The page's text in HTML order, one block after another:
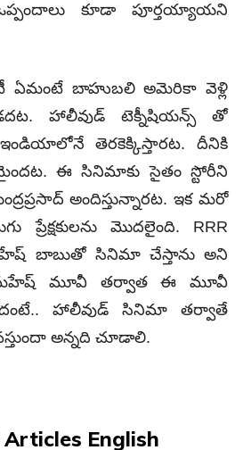
కూడా పూర్తయ్యాయని
ఏమంటే బాహుబలి అమెరికా వెళ్లి
హాలీవుడ్ టెక్నీషియన్స్ తో
తెరకెక్కిస్తారట. దీనికి
ఈ సినిమాకు సైతం స్టోరీని
అందిస్తున్నారట. ఇక మరో
ప్రేక్షకులను మొదలైంది. RRR
బాబుతో సినిమా చేస్తాను అని
మహేష్ మూవీ తర్వాత ఈ మూవీ
లేదంటే.. హాలీవుడ్ సినిమా తర్వాతే
అన్నది చూడాలి.
Articles English